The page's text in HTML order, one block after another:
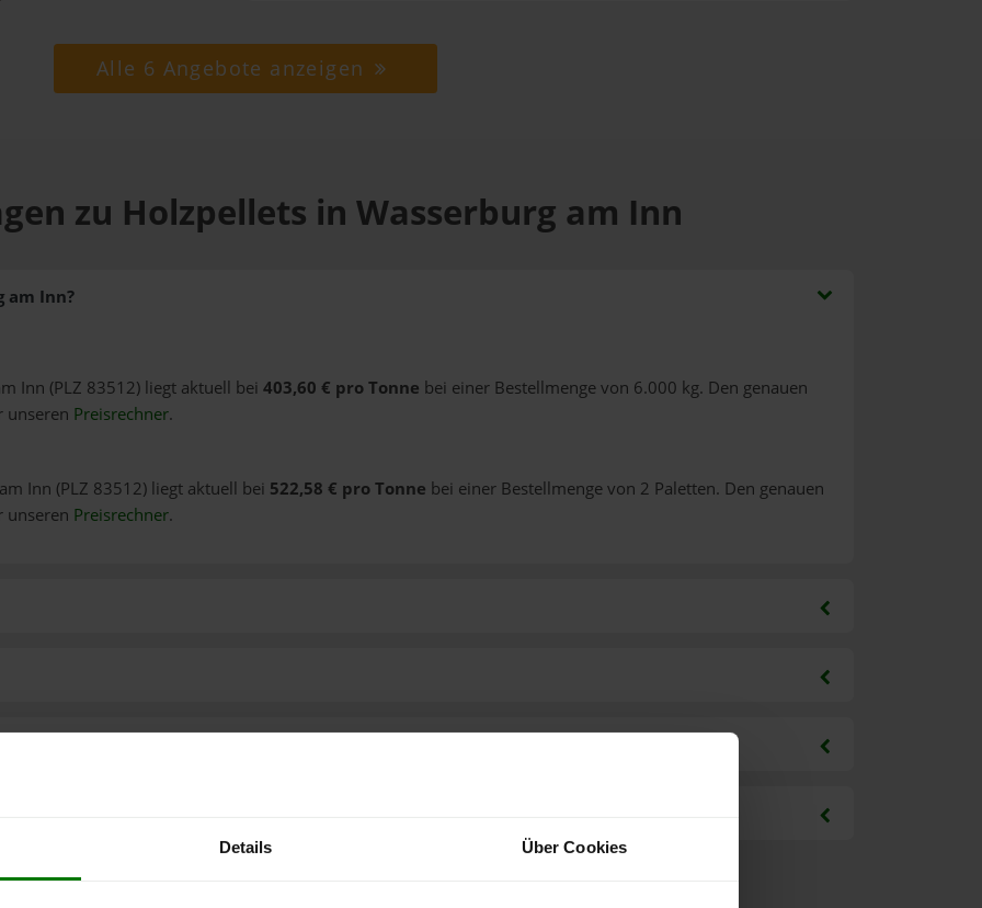
Details Über Cookies
Alle 6 Angebote anzeigen
zu Holzpellets in Wasserburg am Inn
am Inn?
Inn (PLZ 83512) liegt aktuell bei 403,60 € pro Tonne bei einer Bestellmenge von 6.000 kg. Den genauen
unseren Preisrechner.
Inn (PLZ 83512) liegt aktuell bei 522,58 € pro Tonne bei einer Bestellmenge von 2 Paletten. Den genauen
unseren Preisrechner.